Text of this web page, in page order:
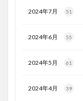
2024年7月 51
2024年6月 55
2024年5月 61
2024年4月 39